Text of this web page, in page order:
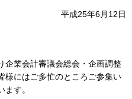
平成25年6月12日
企業会計審議会総会・企画調整
様にはご多忙のところご参集い
す。